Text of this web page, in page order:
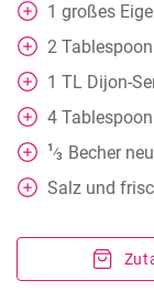
1 großes
2 Tablespoon
1 TL Dijon-
4 Tablespoon
1⁄3 Becher
Salz und